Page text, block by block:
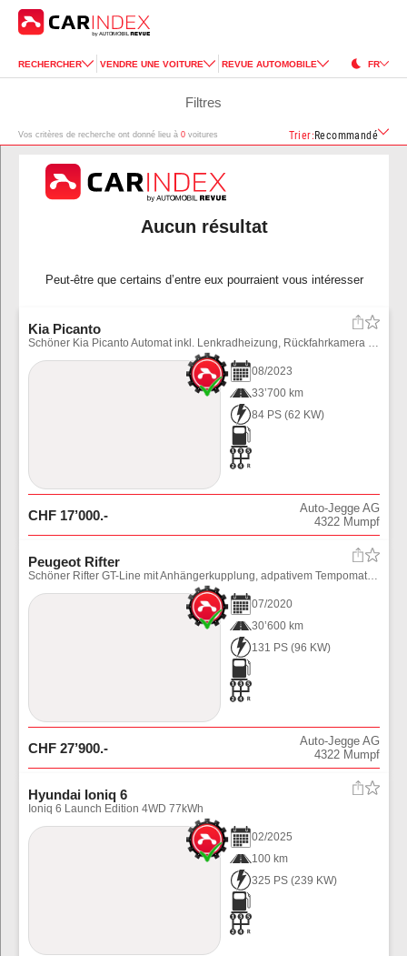
RECHERCHER VENDRE UNE VOITURE REVUE AUTOMOBILE FR
Filtres
Vos critères de recherche ont donné lieu à 0 voitures Trier: Recommandé
Aucun résultat
Peut-être que certains d’entre eux pourraient vous intéresser
Kia Picanto
Schöner Kia Picanto Automat inkl. Lenkradheizung, Rückfahrkamera usw. Winterräder können für CHF 900.-- bezogen werden.
08/2023
33’700 km
84 PS (62 KW)
CHF 17’000.-
Auto-Jegge AG
4322 Mumpf
Peugeot Rifter
Schöner Rifter GT-Line mit Anhängerkupplung, adpativem Tempomat und div. Assistenten. Preis inkl. Ablieferungspauschale (Fahrzeug noch in Aufbereitung)
07/2020
30’600 km
131 PS (96 KW)
CHF 27’900.-
Auto-Jegge AG
4322 Mumpf
Hyundai Ioniq 6
Ioniq 6 Launch Edition 4WD 77kWh
02/2025
100 km
325 PS (239 KW)